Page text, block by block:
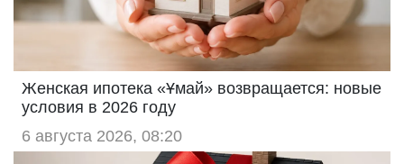
Женская ипотека «Ұмай» возвращается: новые
условия в 2026 году
6 августа 2026, 08:20